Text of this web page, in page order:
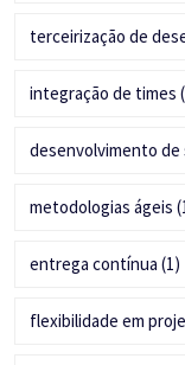
terceirização de
integração de times
desenvolvimento de
metodologias ágeis
entrega contínua (1)
flexibilidade em